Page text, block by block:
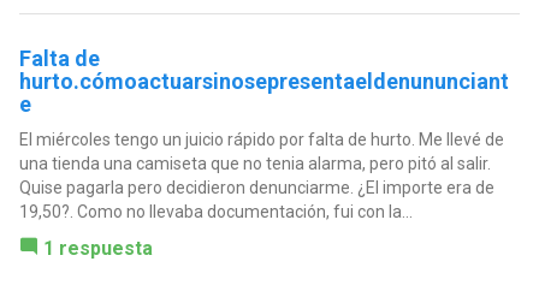
Falta de
hurto.cómoactuarsinosepresentaeldenununciant
e
El miércoles tengo un juicio rápido por falta de hurto. Me llevé de
una tienda una camiseta que no tenia alarma, pero pitó al salir.
Quise pagarla pero decidieron denunciarme. ¿El importe era de
19,50?. Como no llevaba documentación, fui con la...
1 respuesta